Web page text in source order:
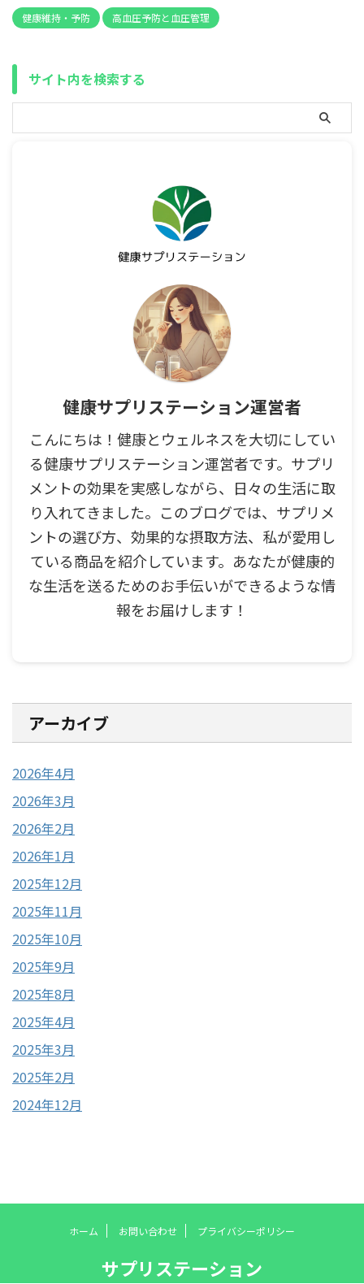
健康維持・予防 高血圧予防と血圧管理
サイト内を検索する
健康サプリステーション運営者
こんにちは！健康とウェルネスを大切にしてい
る健康サプリステーション運営者です。サプリ
メントの効果を実感しながら、日々の生活に取
り入れてきました。このブログでは、サプリメ
ントの選び方、効果的な摂取方法、私が愛用し
ている商品を紹介しています。あなたが健康的
な生活を送るためのお手伝いができるような情
報をお届けします！
アーカイブ
2026年4月
2026年3月
2026年2月
2026年1月
2025年12月
2025年11月
2025年10月
2025年9月
2025年8月
2025年4月
2025年3月
2025年2月
2024年12月
ホーム お問い合わせ プライバシーポリシー
サプリステーション